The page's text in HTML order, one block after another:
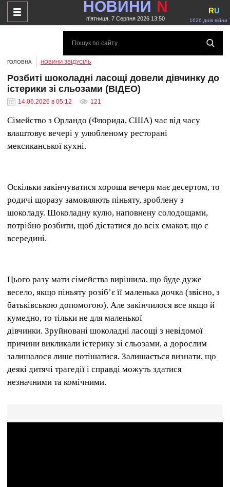
НОВИНИ N
п'ятниця, 7 Серпня 2026 13:50 1626 днів війни
RU
ГОЛОВНА НОВИНИ ЗВІДУСІЛЬ
Розбиті шоколадні ласощі довели дівчинку до
істерики зі сльозами (ВІДЕО)
14.06.2026 в 05:12 121
Сімейство з Орландо (Флорида, США) час від часу
влаштовує вечері у улюбленому ресторані
мексиканської кухні.
Оскільки закінчуватися хороша вечеря має десертом, то
родичі щоразу замовляють піньяту, зроблену з
шоколаду. Шоколадну кулю, наповнену солодощами,
потрібно розбити, щоб дістатися до всіх смакот, що є
всередині.
Цього разу мати сімейства вирішила, що буде дуже
весело, якщо піньяту розіб’є її маленька дочка (звісно, ​​з
батьківською допомогою). Але закінчилося все якщо й
кумедно, то тільки не для маленької
дівчинки. Зруйновані шоколадні ласощі з невідомої
причини викликали істерику зі сльозами, а дорослим
залишалося лише потішатися. Залишається визнати, що
деякі дитячі трагедії і справді можуть здатися
незначними та комічними.